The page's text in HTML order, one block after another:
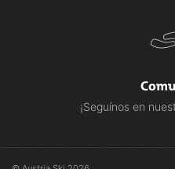
¡Seguínos en